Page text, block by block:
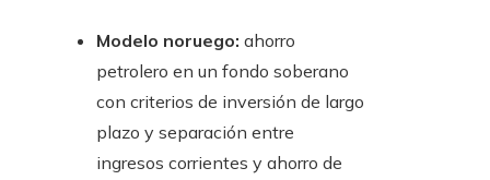
Modelo noruego: ahorro
petrolero en un fondo soberano
con criterios de inversión de largo
plazo y separación entre
ingresos corrientes y ahorro de